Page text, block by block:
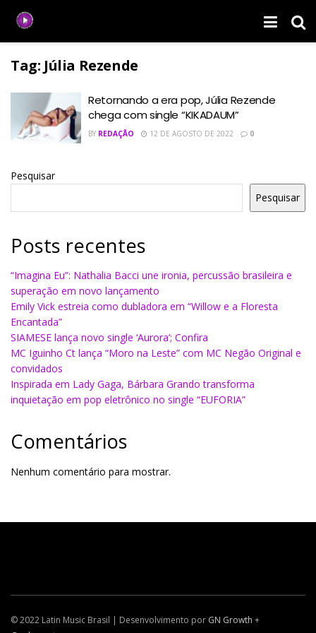
Tag: Júlia Rezende
Retornando a era pop, Júlia Rezende
chega com single “KIKADAUM”
BY REDAÇÃO 12 DE AGOSTO DE 2022 0
Pesquisar
Pesquisar
Posts recentes
“Imagina Eu”: Nathalia Bacci une ironia, percussão brasileira e
superação em novo lançamento
Emily Vick estreia como dubladora em “Willow e a Floresta
Encantada”
SIAMESE lança novo single ‘Aurora’; Confira
MC Iguinho Ct lança “Moro na Leste” com MC Negão Original e
convidados
Inspirada em Lady Gaga, Bárbara Grando transforma
inquietação em pop eletrônico no single “EUFORIA”
Comentários
Nenhum comentário para mostrar.
© 2022 Latin Music Brasil | Desenvolvimento por GN Growth +